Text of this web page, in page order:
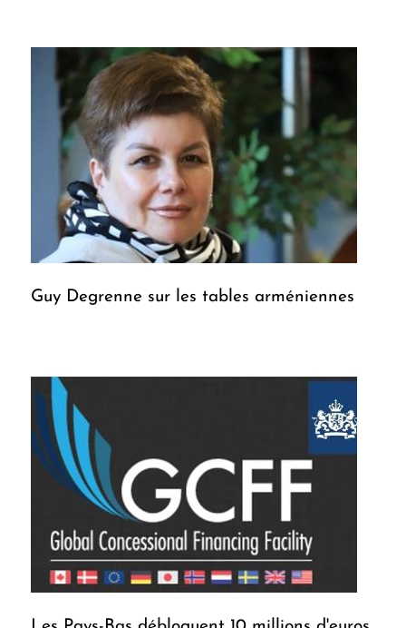
Guy Degrenne sur les tables arméniennes